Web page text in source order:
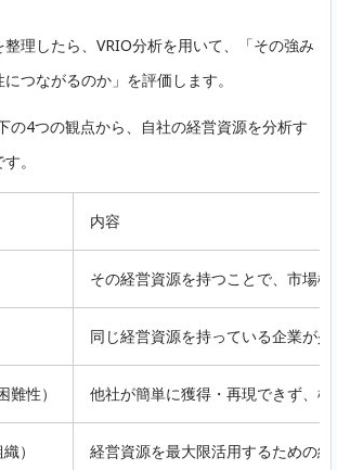
理したら、VRIO分析を用いて、「その強み
つながるのか」を評価します。
の4つの観点から、自社の経営資源を分析す
。
内容
その経営資源を持つことで、市場
同じ経営資源を持っている企業が
難性） 他社が簡単に獲得・再現できず、
） 経営資源を最大限活用するための